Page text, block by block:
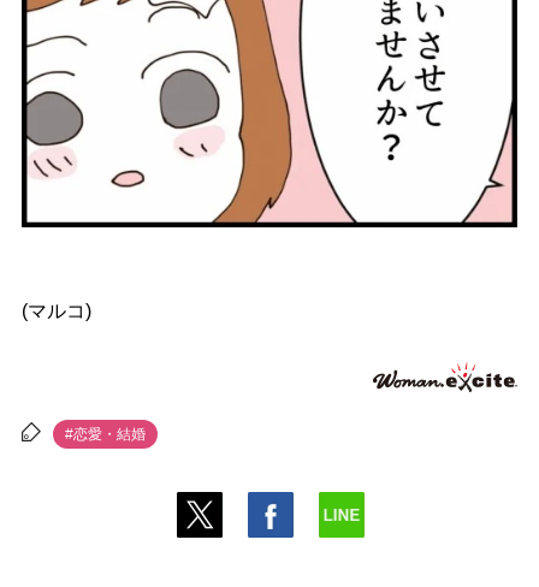
(マルコ)
#恋愛・結婚